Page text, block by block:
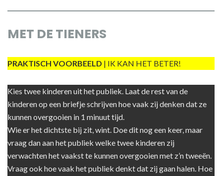
MET DE TIENERS
PRAKTISCH VOORBEELD | IK KAN HET BETER!
Kies twee kinderen uit het publiek. Laat de rest van de
kinderen op een briefje schrijven hoe vaak zij denken dat ze
kunnen overgooien in 1 minuut tijd.
Wie er het dichtste bij zit, wint. Doe dit nog een keer, maar
vraag dan aan het publiek welke twee kinderen zij
verwachten het vaakst te kunnen overgooien met z’n tweeën.
Vraag ook hoe vaak het publiek denkt dat zij gaan halen. Hoe